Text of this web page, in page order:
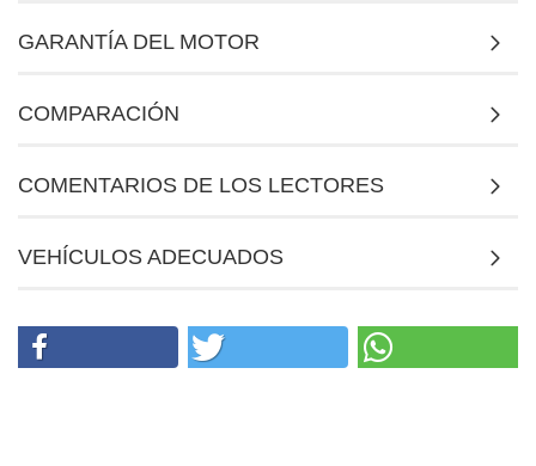
GARANTÍA DEL MOTOR
COMPARACIÓN
COMENTARIOS DE LOS LECTORES
VEHÍCULOS ADECUADOS